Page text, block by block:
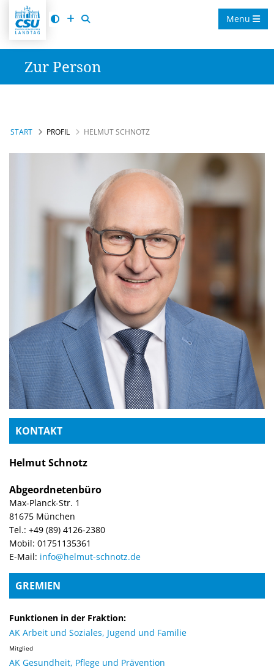
Menu
Zur Person
START PROFIL HELMUT SCHNOTZ
KONTAKT
Helmut Schnotz
Abgeordnetenbüro
Max-Planck-Str. 1
81675 München
Tel.: +49 (89) 4126-2380
Mobil: 01751135361
E-Mail: info@helmut-schnotz.de
GREMIEN
Funktionen in der Fraktion:
AK Arbeit und Soziales, Jugend und Familie
Mitglied
AK Gesundheit, Pflege und Prävention